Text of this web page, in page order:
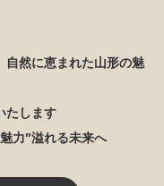
自然に恵まれた山形の魅
たします
力"溢れる未来へ